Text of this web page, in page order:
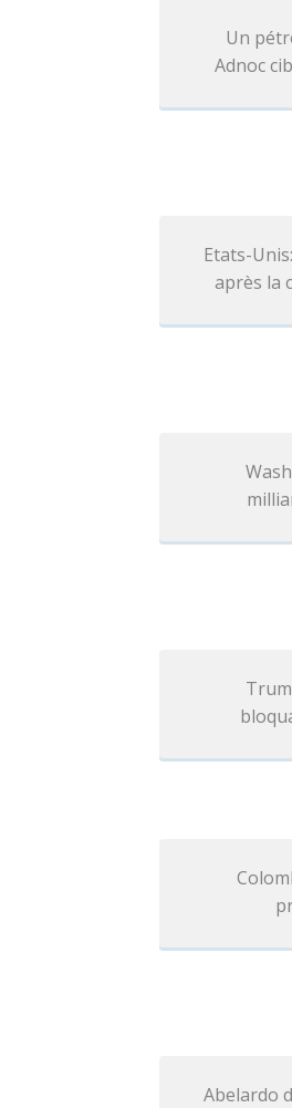
Un
Adnoc
Etats-
après la
Abelardo